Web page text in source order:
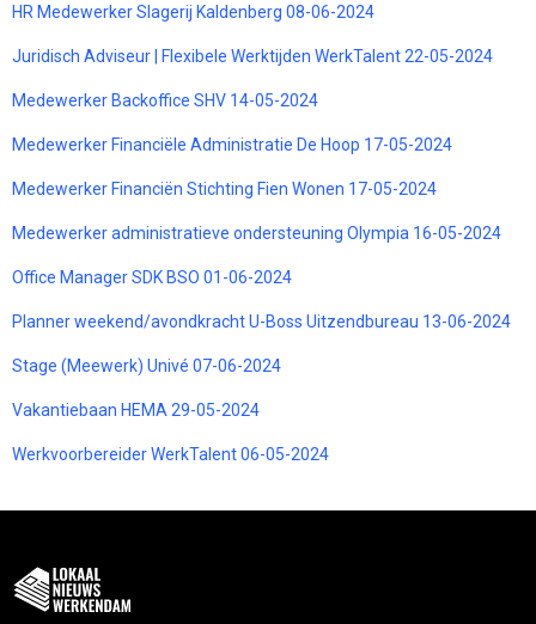
HR Medewerker Slagerij Kaldenberg 08-06-2024
Juridisch Adviseur | Flexibele Werktijden WerkTalent 22-05-2024
Medewerker Backoffice SHV 14-05-2024
Medewerker Financiële Administratie De Hoop 17-05-2024
Medewerker Financiën Stichting Fien Wonen 17-05-2024
Medewerker administratieve ondersteuning Olympia 16-05-2024
Office Manager SDK BSO 01-06-2024
Planner weekend/avondkracht U-Boss Uitzendbureau 13-06-2024
Stage (Meewerk) Univé 07-06-2024
Vakantiebaan HEMA 29-05-2024
Werkvoorbereider WerkTalent 06-05-2024